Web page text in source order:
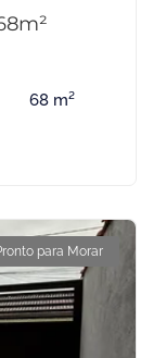
68 m²
para Morar